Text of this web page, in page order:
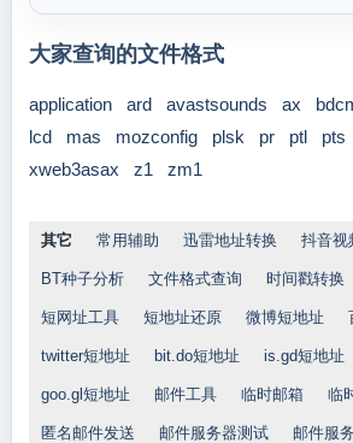
大家查询的文件格式
application ard avastsounds ax
lcd
mas mozconfig plsk pr ptl pts
xweb3asax
z1 zm1
其它 常用辅助 迅雷地址转换 抖音视
BT种子分析 文件格式查询 时间戳转换
短网址工具 短地址还原 微博短地址
twitter短地址 bit.do短地址 is.gd短地址
goo.gl短地址 邮件工具 临时邮箱 临
匿名邮件发送 邮件服务器测试 邮件服